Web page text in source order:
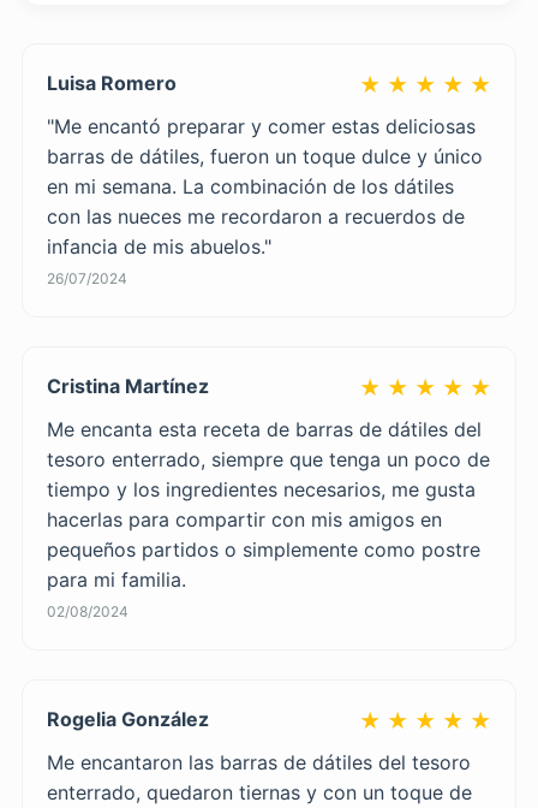
Luisa Romero ★ ★ ★ ★ ★
"Me encantó preparar y comer estas deliciosas
barras de dátiles, fueron un toque dulce y único
en mi semana. La combinación de los dátiles
con las nueces me recordaron a recuerdos de
infancia de mis abuelos."
26/07/2024
Cristina Martínez ★ ★ ★ ★ ★
Me encanta esta receta de barras de dátiles del
tesoro enterrado, siempre que tenga un poco de
tiempo y los ingredientes necesarios, me gusta
hacerlas para compartir con mis amigos en
pequeños partidos o simplemente como postre
para mi familia.
02/08/2024
Rogelia González ★ ★ ★ ★ ★
Me encantaron las barras de dátiles del tesoro
enterrado, quedaron tiernas y con un toque de